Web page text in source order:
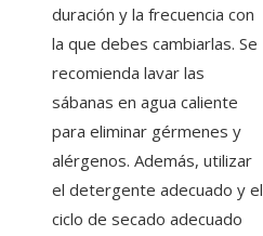
duración y la frecuencia con
la que debes cambiarlas. Se
recomienda lavar las
sábanas en agua caliente
para eliminar gérmenes y
alérgenos. Además, utilizar
el detergente adecuado y el
ciclo de secado adecuado